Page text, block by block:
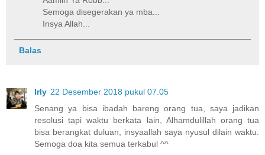
Semoga disegerakan ya mba...
Insya Allah...
Balas
Irly 22 Desember 2018 pukul 07.05
Senang ya bisa ibadah bareng orang tua, saya jadikan
resolusi tapi waktu berkata lain, Alhamdulillah orang tua
bisa berangkat duluan, insyaallah saya nyusul dilain waktu.
Semoga doa kita semua terkabul ^^